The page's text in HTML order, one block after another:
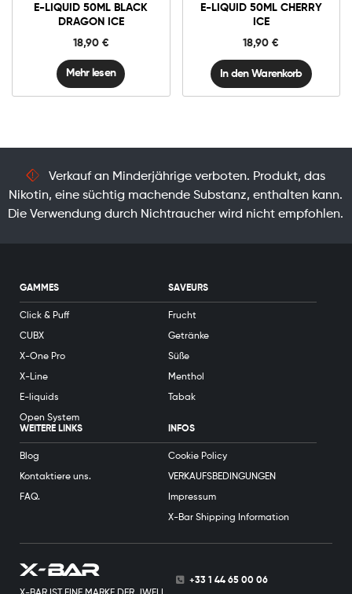
E-LIQUID 50ML BLACK
DRAGON ICE
18,90 €
Mehr lesen
E-LIQUID 50ML CHERRY
ICE
18,90€
Ice
Menge
In den Warenkorb
Verkauf an Minderjährige verboten. Produkt, das
Nikotin, eine süchtig machende Substanz, enthalten kann.
Die Verwendung durch Nichtraucher wird nicht empfohlen.
+33 1 44 65 00 06
GAMMES
Click & Puff
CUBX
X-One Pro
X-Line
E-liquids
Open System
SAVEURS
Frucht
Getränke
Süße
Menthol
Tabak
WEITERE LINKS
Blog
Kontaktiere uns.
FAQ.
INFOS
Cookie Policy
VERKAUFSBEDINGUNGEN
Impressum
X-Bar Shipping Information